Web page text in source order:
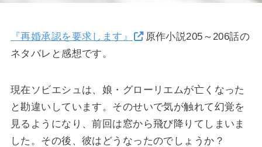
『再婚承認を要求します』
原作小説205～206話の
ネタバレと感想です。
現在ソビエシュは、娘・グローリエムが亡くなった
と勘違いしています。そのせいで気が触れて幻覚を
見るようになり、前回は窓から飛び降りてしまいま
した。その後、彼はどうなったのでしょうか？